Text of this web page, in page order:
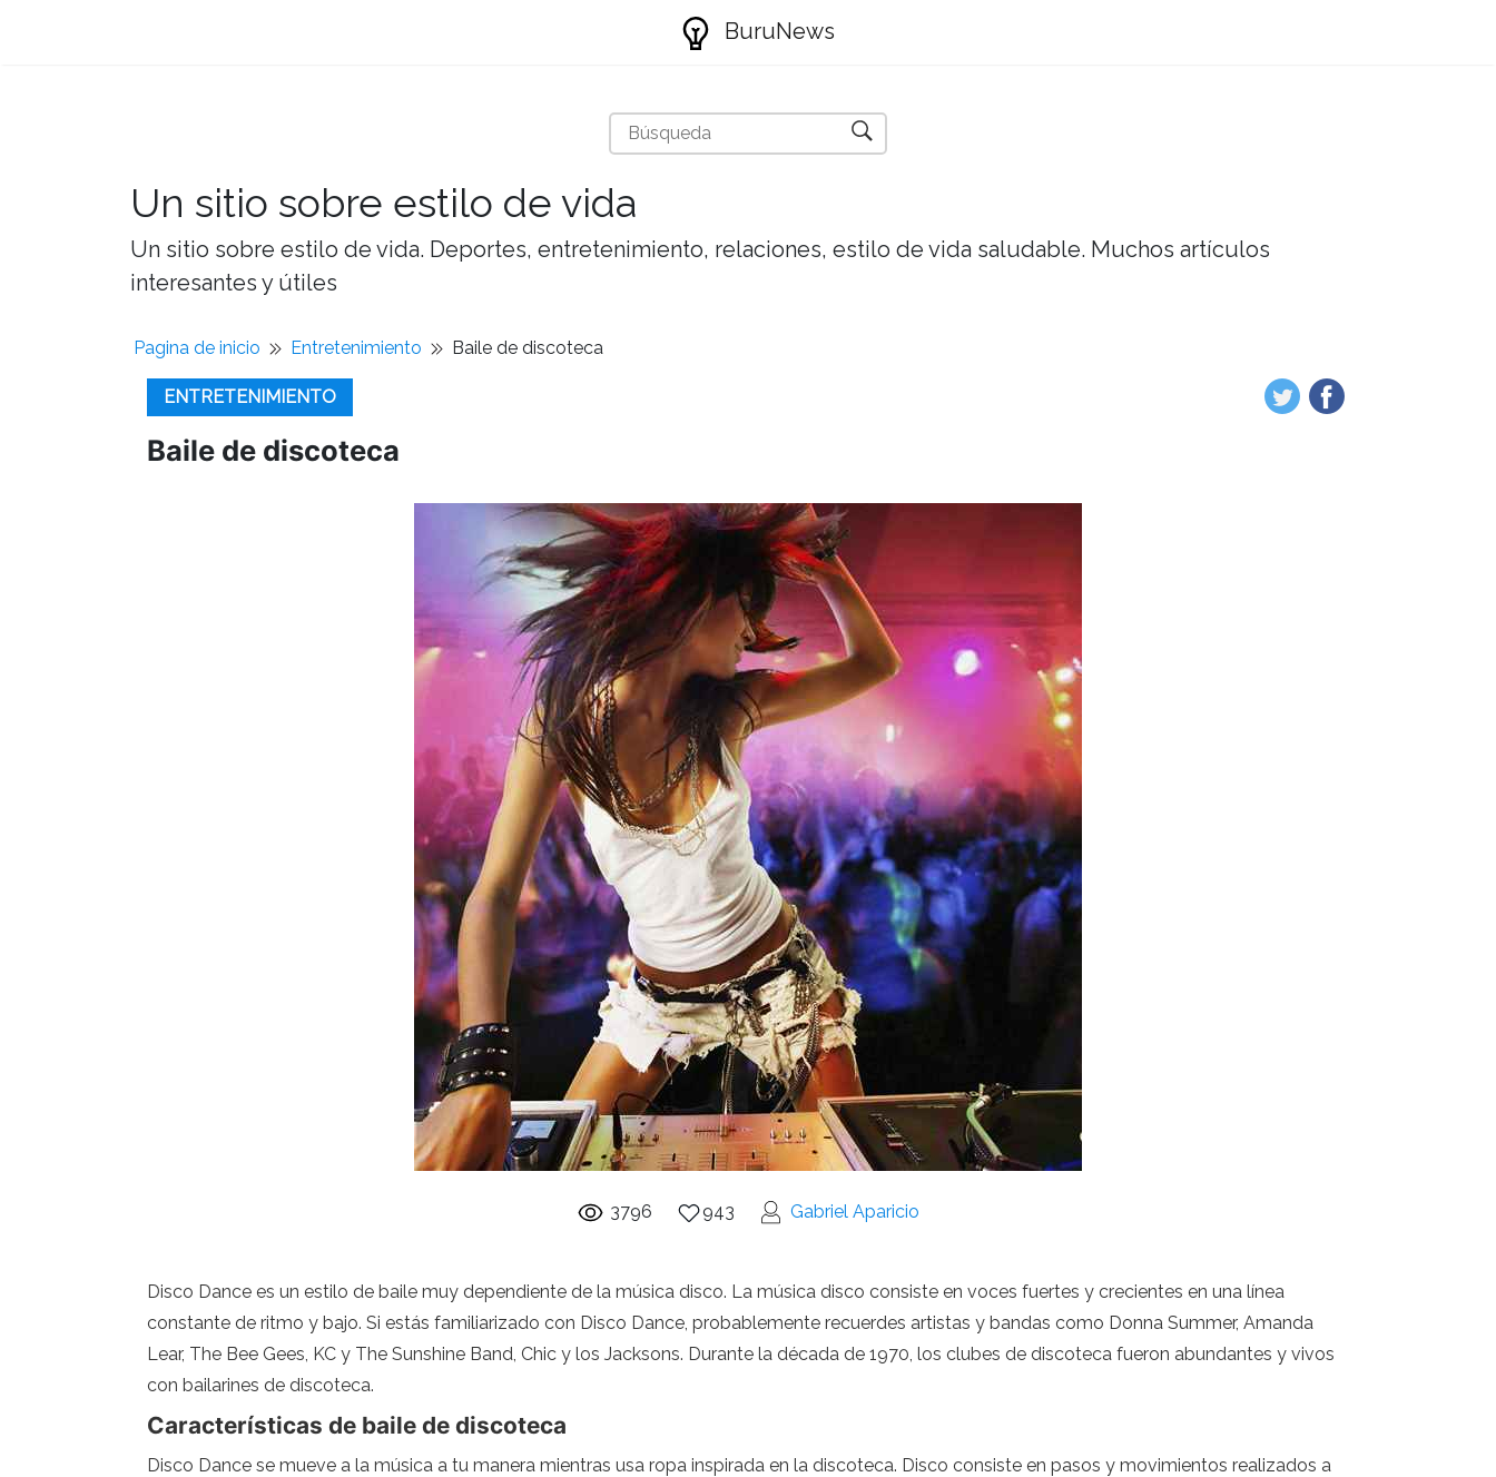
BuruNews
Un sitio sobre estilo de vida
Un sitio sobre estilo de vida. Deportes, entretenimiento, relaciones, estilo de vida saludable. Muchos artículos
interesantes y útiles
Pagina de inicio Entretenimiento Baile de discoteca
ENTRETENIMIENTO
Baile de discoteca
3796 943 Gabriel Aparicio
Disco Dance es un estilo de baile muy dependiente de la música disco. La música disco consiste en voces fuertes y crecientes en una línea
constante de ritmo y bajo. Si estás familiarizado con Disco Dance, probablemente recuerdes artistas y bandas como Donna Summer, Amanda
Lear, The Bee Gees, KC y The Sunshine Band, Chic y los Jacksons. Durante la década de 1970, los clubes de discoteca fueron abundantes y vivos
con bailarines de discoteca.
Características de baile de discoteca
Disco Dance se mueve a la música a tu manera mientras usa ropa inspirada en la discoteca. Disco consiste en pasos y movimientos realizados a